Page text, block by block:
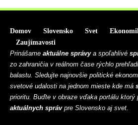
Domov Slovensko Svet
Zaujímavosti
Prinášame aktuálne správya spoľahlivé
zo zahraničia v reálnom čase rýchlo
balastu. Sledujte najnovšie politické
svetové udalosti na jednom mieste kde má
prioritu. Buďte v obraze vďaka portálu ktorý
aktuálnych správpre Slovensko aj svet.